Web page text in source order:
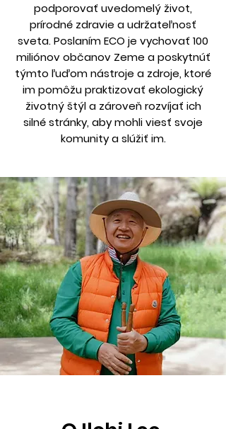
podporovať uvedomelý život,
prírodné zdravie a udržateľnosť
sveta. Poslaním ECO je vychovať 100
miliónov občanov Zeme a poskytnúť
týmto ľuďom nástroje a zdroje, ktoré
im pomôžu praktizovať ekologický
životný štýl a zároveň rozvíjať ich
silné stránky, aby mohli viesť svoje
komunity a slúžiť im.